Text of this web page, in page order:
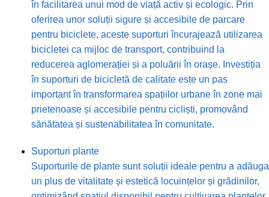
în facilitarea unui mod de viață activ și ecologic. Prin
oferirea unor soluții sigure și accesibile de parcare
pentru biciclete, aceste suporturi încurajează utilizarea
bicicletei ca mijloc de transport, contribuind la
reducerea aglomerației și a poluării în orașe. Investiția
în suporturi de bicicletă de calitate este un pas
important în transformarea spațiilor urbane în zone mai
prietenoase și accesibile pentru cicliști, promovând
sănătatea și sustenabilitatea în comunitate.
Suporturi plante
Suporturile de plante sunt soluții ideale pentru a adăuga
un plus de vitalitate și estetică locuințelor și grădinilor,